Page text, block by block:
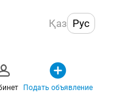
Қаз Рус
Подать объявление